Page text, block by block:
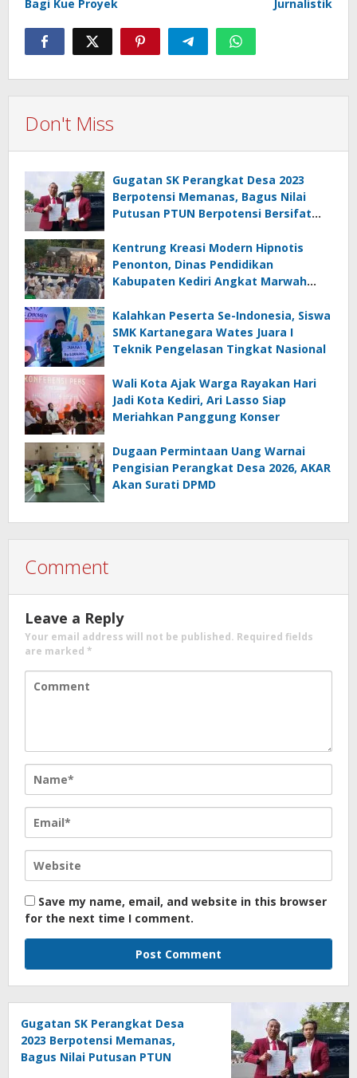
Bagi Kue Proyek Jurnalistik
Don't Miss
Gugatan SK Perangkat Desa 2023
Berpotensi Memanas, Bagus Nilai
Putusan PTUN Berpotensi Bersifat
Kentrung Kreasi Modern Hipnotis
Penonton, Dinas Pendidikan
Kabupaten Kediri Angkat Marwah
Kalahkan Peserta Se-Indonesia, Siswa
SMK Kartanegara Wates Juara I
Teknik Pengelasan Tingkat Nasional
Wali Kota Ajak Warga Rayakan Hari
Jadi Kota Kediri, Ari Lasso Siap
Meriahkan Panggung Konser
Dugaan Permintaan Uang Warnai
Pengisian Perangkat Desa 2026, AKAR
Akan Surati DPMD
Comment
Leave a Reply
Your email address will not be published. Required fields
are marked *
Save my name, email, and website in this browser
for the next time I comment.
Gugatan SK Perangkat Desa
2023 Berpotensi Memanas,
Bagus Nilai Putusan PTUN